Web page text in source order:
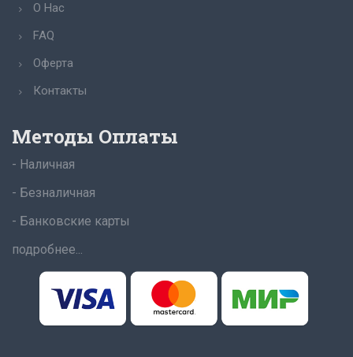
О Нас
FAQ
Оферта
Контакты
Методы Оплаты
- Наличная
- Безналичная
- Банковские карты
подробнее...